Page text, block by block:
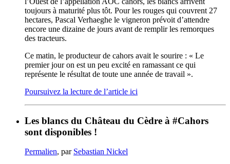
toujours à maturité plus tôt. Pour les rouges qui couvrent 27
hectares, Pascal Verhaeghe le vigneron prévoit d’attendre
encore une dizaine de jours avant de remplir les remorques
des tracteurs.
Ce matin, le producteur de cahors avait le sourire : « Le
premier jour on est un peu excité en ramassant ce qui
représente le résultat de toute une année de travail ».
Poursuivez la lecture de l’article ici
Les blancs du Château du Cèdre à #Cahors
sont disponibles !
Permalien, par Sebastian Nickel